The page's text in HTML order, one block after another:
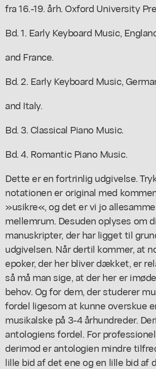
fra 16.-19. årh. Oxford University
Bd. 1. Early Keyboard Music,
and France.
Bd. 2. Early Keyboard Music,
and Italy.
Bd. 3. Classical Piano Music.
Bd. 4. Romantic Piano Music.
Dette er en fortrinlig udgivelse.
notationen er original med
»usikre«, og det er vi jo
mellemrum. Desuden oplyses om
manuskripter, der har ligget til
udgivelsen. Når dertil kommer, at
epoker, der her bliver dækket, er
så må man sige, at der her er
behov. Og for dem, der studerer
fordel ligesom at kunne overskue
musikalske på 3-4 århundreder.
antologiens fordel. For
derimod er antologien mindre
lille bid af det ene og en lille bid af